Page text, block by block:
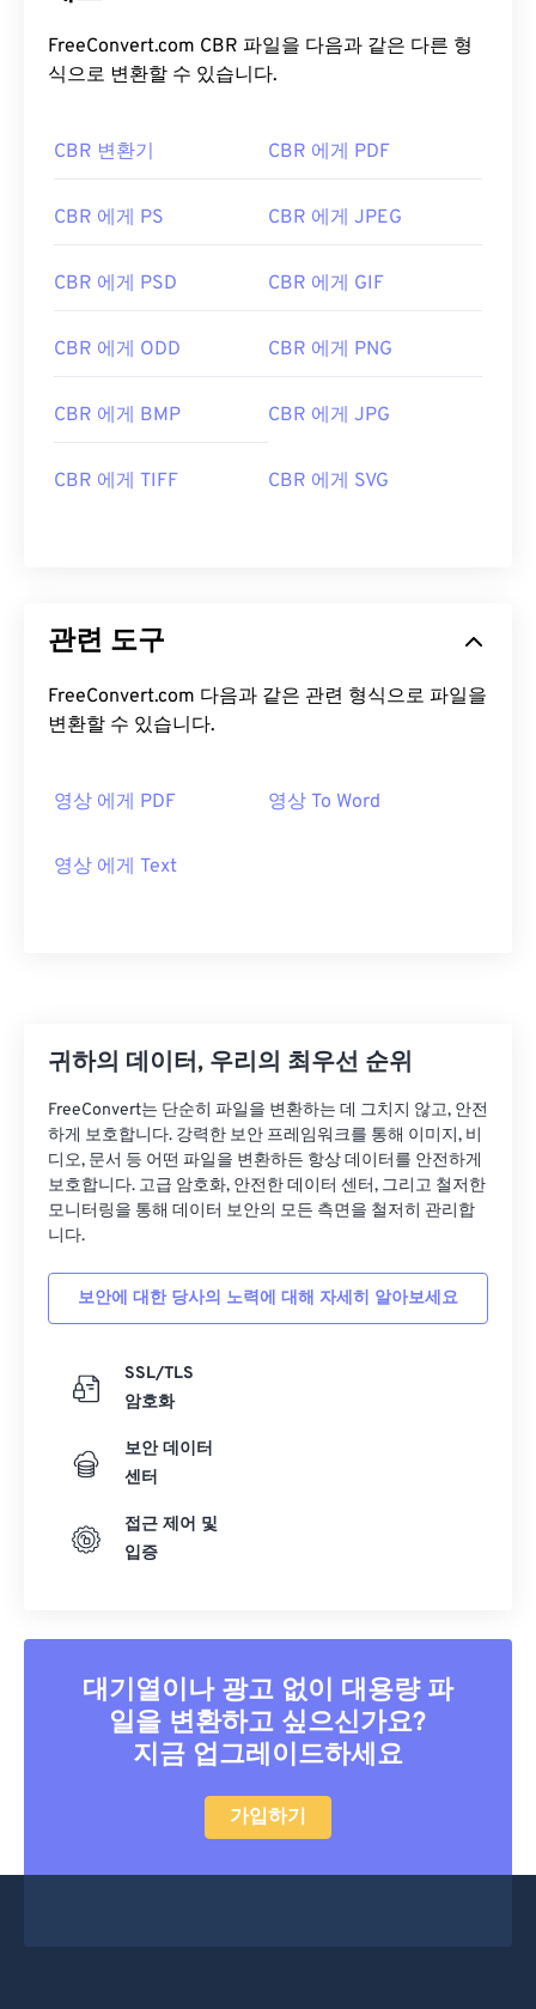
FreeConvert.com CBR 파일을 다음과 같은 다른 형
식으로 변환할 수 있습니다.
CBR 변환기 CBR 에게 PDF
CBR 에게 PS CBR 에게 JPEG
CBR 에게 PSD CBR 에게 GIF
CBR 에게 ODD CBR 에게 PNG
CBR 에게 BMP CBR 에게 JPG
CBR 에게 TIFF CBR 에게 SVG
관련 도구
FreeConvert.com 다음과 같은 관련 형식으로 파일을
변환할 수 있습니다.
영상 에게 PDF 영상 To Word
영상 에게 Text
귀하의 데이터, 우리의 최우선 순위
FreeConvert는 단순히 파일을 변환하는 데 그치지 않고, 안전
하게 보호합니다. 강력한 보안 프레임워크를 통해 이미지, 비
디오, 문서 등 어떤 파일을 변환하든 항상 데이터를 안전하게
보호합니다. 고급 암호화, 안전한 데이터 센터, 그리고 철저한
모니터링을 통해 데이터 보안의 모든 측면을 철저히 관리합
니다.
보안에 대한 당사의 노력에 대해 자세히 알아보세요
SSL/TLS
암호화
보안 데이터
센터
접근 제어 및
입증
대기열이나 광고 없이 대용량 파
일을 변환하고 싶으신가요?
지금 업그레이드하세요
가입하기